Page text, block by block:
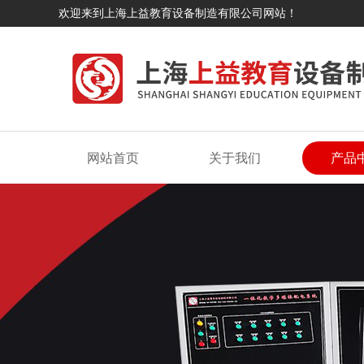
欢迎来到上海上益教育设备制造有限公司网站！
网站首页 关于我们 产品